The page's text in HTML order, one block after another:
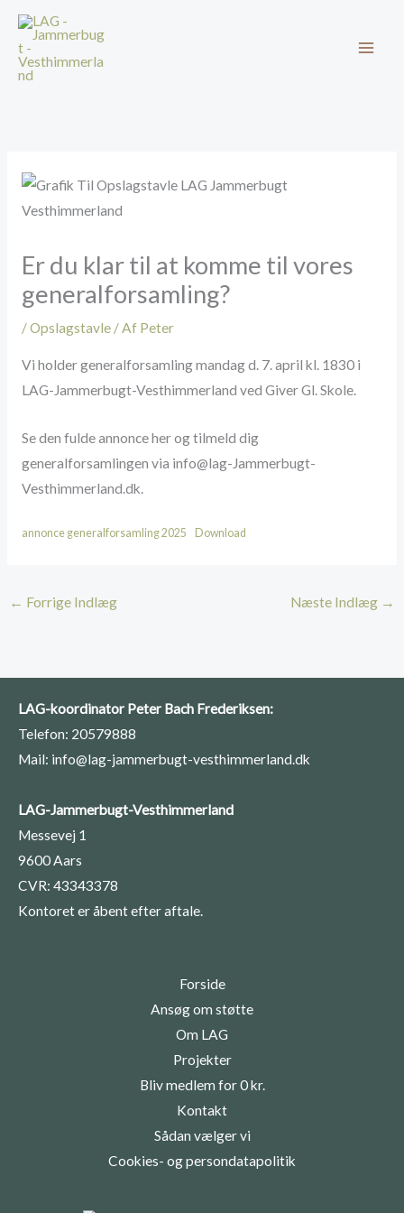
indholdet
Er du klar til at komme til vores
generalforsamling?
/Opslagstavle/ Af Peter
Vi holder generalforsamling mandag d. 7. april kl. 1830 i
LAG-Jammerbugt-Vesthimmerland ved Giver Gl. Skole.
Se den fulde annonce her og tilmeld dig
generalforsamlingen via info@lag-Jammerbugt-
Vesthimmerland.dk.
annonce generalforsamling 2025 Download
← Forrige Indlæg Næste Indlæg →
LAG-koordinator Peter Bach Frederiksen:
Telefon: 20579888
Mail: info@lag-jammerbugt-vesthimmerland.dk
LAG-Jammerbugt-Vesthimmerland
Messevej 1
9600 Aars
CVR: 43343378
Kontoret er åbent efter aftale.
Forside
Ansøg om støtte
Om LAG
Projekter
Bliv medlem for 0 kr.
Kontakt
Sådan vælger vi
Cookies- og persondatapolitik